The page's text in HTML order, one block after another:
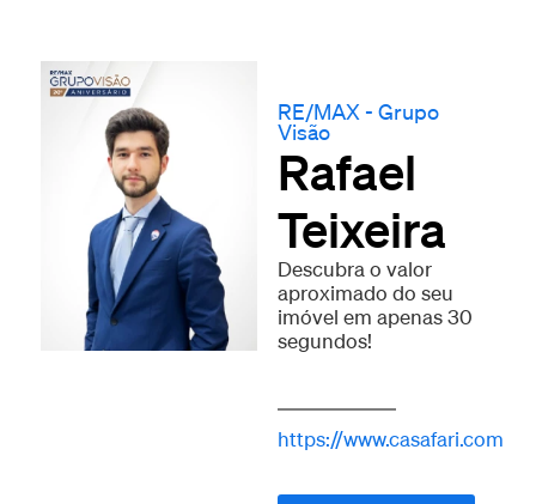
RE/MAX - Grupo
Visão
Rafael
Teixeira
Descubra o valor
aproximado do seu
imóvel em apenas 30
segundos!
https://www.casafari.com